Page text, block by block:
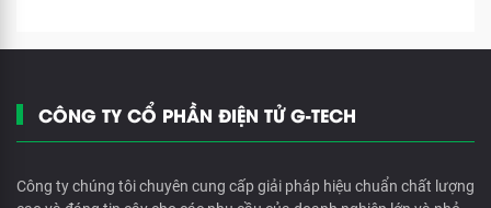
CÔNG TY CỔ PHẦN ĐIỆN TỬ G-TECH
Công ty chúng tôi chuyên cung cấp giải pháp hiệu chuẩn chất lượng